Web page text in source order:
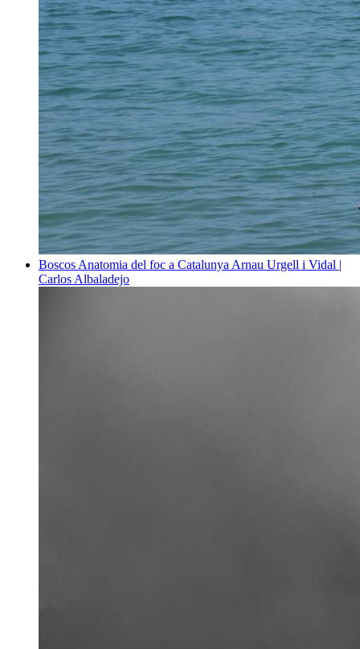
Boscos Anatomia del foc a Catalunya Arnau Urgell i Vidal |
Carlos Albaladejo